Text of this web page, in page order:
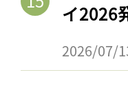
イ2026
2026/07/